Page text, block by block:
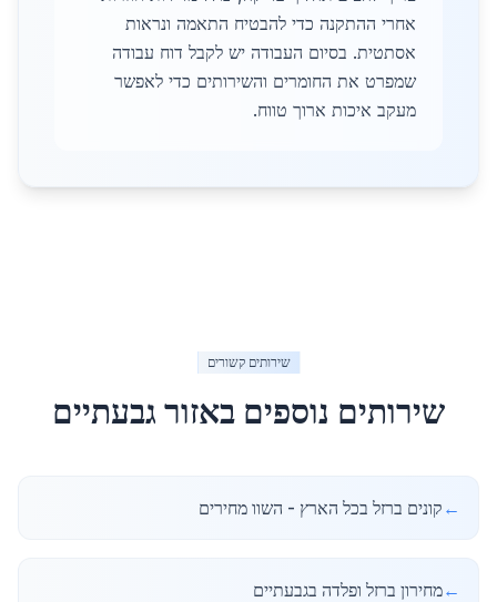
אחרי ההתקנה כדי להבטיח התאמה ונראות
אסתטית. בסיום העבודה יש לקבל דוח עבודה
שמפרט את החומרים והשירותים כדי לאפשר
מעקב איכות ארוך טווח.
שירותים קשורים
שירותים נוספים באזור גבעתיים
← קונים ברזל בכל הארץ - השוו מחירים
←מחירון ברזל ופלדה בגבעתיים